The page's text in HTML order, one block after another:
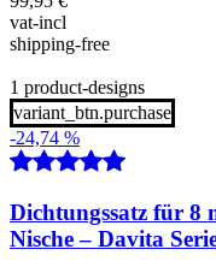
vat-incl
shipping-free
1 product-designs
variant_btn.purchase
-24,74 %
Dichtungssatz für 8
Nische – Davita